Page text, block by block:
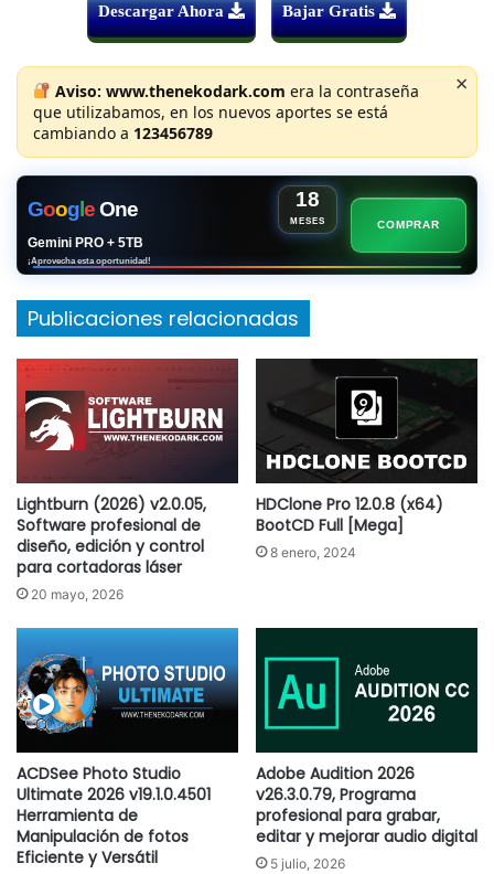
Descargar Ahora Bajar Gratis
Aviso: www.thenekodark.com era la contraseña
que utilizabamos, en los nuevos aportes se está
cambiando a 123456789
×
GoogeOne 18
MESES
Gemini PRO + 5TB
¡Aprovecha esta oportunidad!
COMPRAR
Publicaciones relacionadas
Lightburn (2026) v2.0.05,
Software profesional de
diseño, edición y control
para cortadoras láser
20 mayo, 2026
HDClone Pro 12.0.8 (x64)
BootCD Full [Mega]
8 enero, 2024
ACDSee Photo Studio
Ultimate 2026 v19.1.0.4501
Herramienta de
Manipulación de fotos
Eficiente y Versátil
Adobe Audition 2026
v26.3.0.79, Programa
profesional para grabar,
editar y mejorar audio digital
5 julio, 2026